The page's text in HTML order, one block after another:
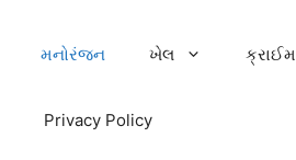
મનોરંજન ખેલ ક્રાઈમ
Privacy Policy